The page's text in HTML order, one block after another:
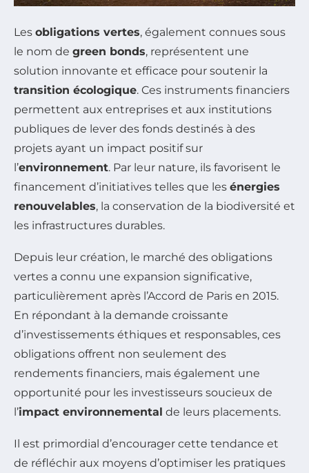
Les obligations vertes, également connues sous
le nom de green bonds, représentent une
solution innovante et efficace pour soutenir la
transition écologique. Ces instruments financiers
permettent aux entreprises et aux institutions
publiques de lever des fonds destinés à des
projets ayant un impact positif sur
l’environnement. Par leur nature, ils favorisent le
financement d’initiatives telles que les énergies
renouvelables, la conservation de la biodiversité et
les infrastructures durables.
Depuis leur création, le marché des obligations
vertes a connu une expansion significative,
particulièrement après l’Accord de Paris en 2015.
En répondant à la demande croissante
d’investissements éthiques et responsables, ces
obligations offrent non seulement des
rendements financiers, mais également une
opportunité pour les investisseurs soucieux de
l’impact environnemental de leurs placements.
Il est primordial d’encourager cette tendance et
de réfléchir aux moyens d’optimiser les pratiques